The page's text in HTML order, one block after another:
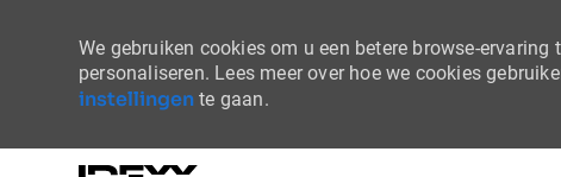
We gebruiken cookies om u een betere browse-
personaliseren. Lees meer over hoe we cookies
instellingen te gaan.